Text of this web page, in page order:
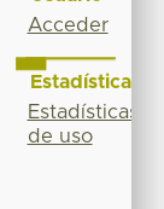
Acceder
Estadísticas
Estadísticas
de uso